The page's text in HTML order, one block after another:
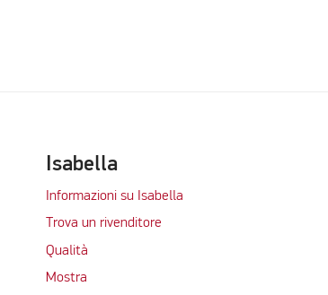
Isabella
Informazioni su Isabella
Trova un rivenditore
Qualità
Mostra